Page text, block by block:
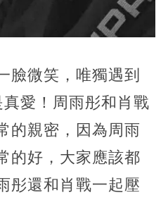
臉微笑，唯獨遇到
愛！周雨彤和肖戰
的親密，因為周雨
的好，大家應該都
彤還和肖戰一起壓